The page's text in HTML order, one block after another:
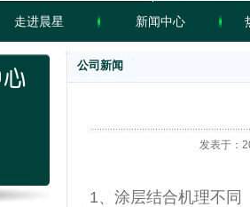
走进晨星 新闻中心
公司新闻
发表于：
1、涂层结合机理不同